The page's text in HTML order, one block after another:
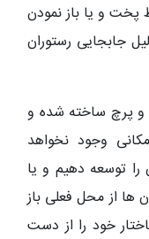
و یا باز نمودن
جابجایی رستوران
و پرچ ساخته شده و
وجود نخواهد
توسعه دهیم و یا
ها از محل فعلی باز
خود را از دست